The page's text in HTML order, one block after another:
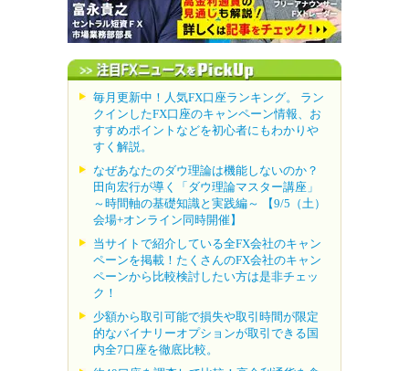
毎月更新中！人気FX口座ランキング。 ラン
クインしたFX口座のキャンペーン情報、お
すすめポイントなどを初心者にもわかりや
すく解説。
なぜあなたのダウ理論は機能しないのか？
田向宏行が導く「ダウ理論マスター講座」
～時間軸の基礎知識と実践編～ 【9/5（土）
会場+オンライン同時開催】
当サイトで紹介している全FX会社のキャン
ペーンを掲載！たくさんのFX会社のキャン
ペーンから比較検討したい方は是非チェッ
ク！
少額から取引可能で損失や取引時間が限定
的なバイナリーオプションが取引できる国
内全7口座を徹底比較。